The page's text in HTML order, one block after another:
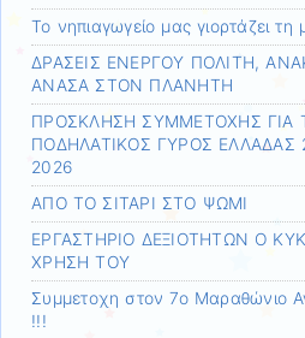
Το νηπιαγωγείο μας γιορτάζει τη
ΔΡΑΣΕΙΣ ΕΝΕΡΓΟΥ ΠΟΛΙΤΗ,
ΑΝΑΣΑ ΣΤΟΝ ΠΛΑΝΗΤΗ
ΠΡΟΣΚΛΗΣΗ ΣΥΜΜΕΤΟΧΗΣ ΓΙΑ
ΠΟΔΗΛΑΤΙΚΟΣ ΓΥΡΟΣ ΕΛΛΑΔΑΣ
2026
ΑΠΟ ΤΟ ΣΙΤΑΡΙ ΣΤΟ ΨΩΜΙ
ΕΡΓΑΣΤΗΡΙΟ ΔΕΞΙΟΤΗΤΩΝ Ο
ΧΡΗΣΗ ΤΟΥ
Συμμετοχη στον 7ο Μαραθώνιο
!!!